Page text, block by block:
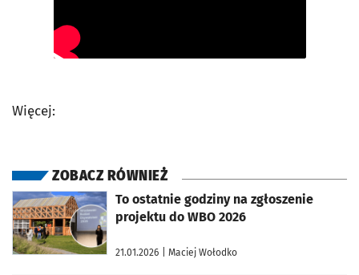
Więcej:
ZOBACZ RÓWNIEŻ
To ostatnie godziny na zgłoszenie
projektu do WBO 2026
21.01.2026 | Maciej Wołodko
otworzy się w nowej karcie